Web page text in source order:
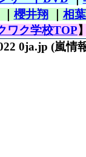
櫻井翔
相
ワク学校TOP
0ja.jp (嵐情